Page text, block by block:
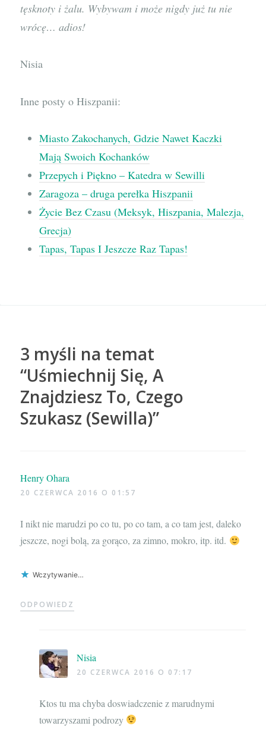
tęsknoty i żalu. Wybywam i może nigdy już tu nie
wrócę… adios!
Nisia
Inne posty o Hiszpanii:
Miasto Zakochanych, Gdzie Nawet Kaczki
Mają Swoich Kochanków
Przepych i Piękno – Katedra w Sewilli
Zaragoza – druga perełka Hiszpanii
Życie Bez Czasu (Meksyk, Hiszpania, Malezja,
Grecja)
Tapas, Tapas I Jeszcze Raz Tapas!
3 myśli na temat
“Uśmiechnij Się, A
Znajdziesz To, Czego
Szukasz (Sewilla)”
Henry Ohara
20 CZERWCA 2016 O 01:57
I nikt nie marudzi po co tu, po co tam, a co tam jest, daleko
jeszcze, nogi bolą, za gorąco, za zimno, mokro, itp. itd.
Wczytywanie…
ODPOWIEDZ
Nisia
20 CZERWCA 2016 O 07:17
Ktos tu ma chyba doswiadczenie z marudnymi
towarzyszami podrozy